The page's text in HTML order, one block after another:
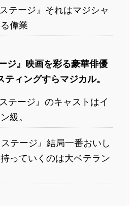
テージ』それはマジシャ
偉業
ジ』映画を彩る豪華俳優
ティングすらマジカル。
テージ』のキャストはイ
級。
ステージ』結局一番おいし
っていくのは大ベテラン